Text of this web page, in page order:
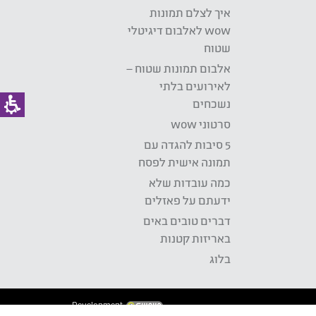
איך לצלם תמונות
wow לאלבום דיגיטלי
שטוח
אלבום תמונות שטוח –
לאירועים בלתי
נשכחים
סרטוני wow
5 סיבות להגדה עם
תמונה אישית לפסח
כמה עובדות שלא
ידעתם על פאזלים
דברים טובים באים
באריזות קטנות
בלוג
Development: